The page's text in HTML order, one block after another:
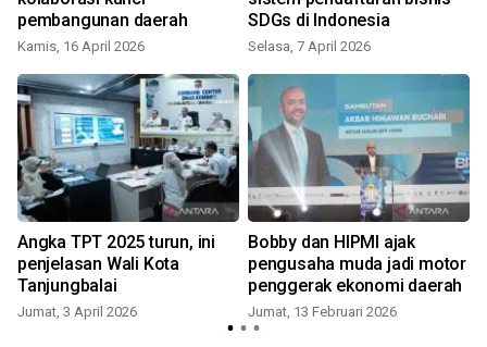
pembangunan daerah
Kamis, 16 April 2026
SDGs di Indonesia
Selasa, 7 April 2026
Angka TPT 2025 turun, ini
penjelasan Wali Kota
Tanjungbalai
Jumat, 3 April 2026
Bobby dan HIPMI ajak
pengusaha muda jadi motor
penggerak ekonomi daerah
Jumat, 13 Februari 2026